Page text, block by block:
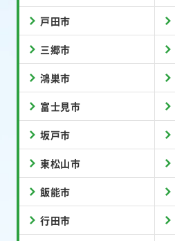
戸田市
三郷市
鴻巣市
富士見市
坂戸市
東松山市
飯能市
行田市